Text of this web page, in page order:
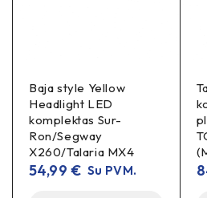
Baja style Yellow
Headlight LED
komplektas Sur-
Ron/Segway
X260/Talaria MX4
54,99€ Su PVM.